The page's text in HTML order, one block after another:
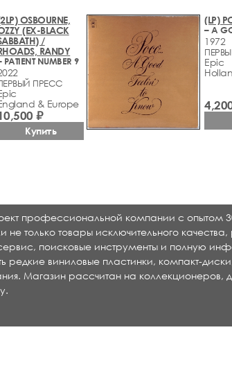
OSBOURNE,
(EX-BLACK
/
RANDY
PATIENT NUMBER 9
ПРЕСС
& Europe
₽
Купить
(LP)
1972
Epic
профессиональной компании с опытом
только товары исключительного качества,
поисковые инструменты и полную
редкие виниловые пластинки, компакт-
Магазин рассчитан на коллекционеров,